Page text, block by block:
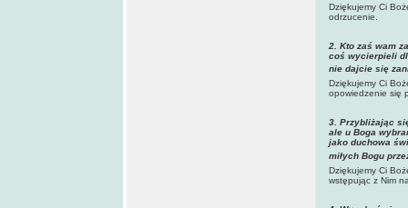
Dziękujemy Ci
odrzucenie.
2. Kto zaś wam
coś wycierpieli
nie dajcie się
Dziękujemy Ci
opowiedzenie się
3. Przybliżając
ale u Boga
jako duchowa
miłych Bogu
Dziękujemy Ci
wstępując z Nim